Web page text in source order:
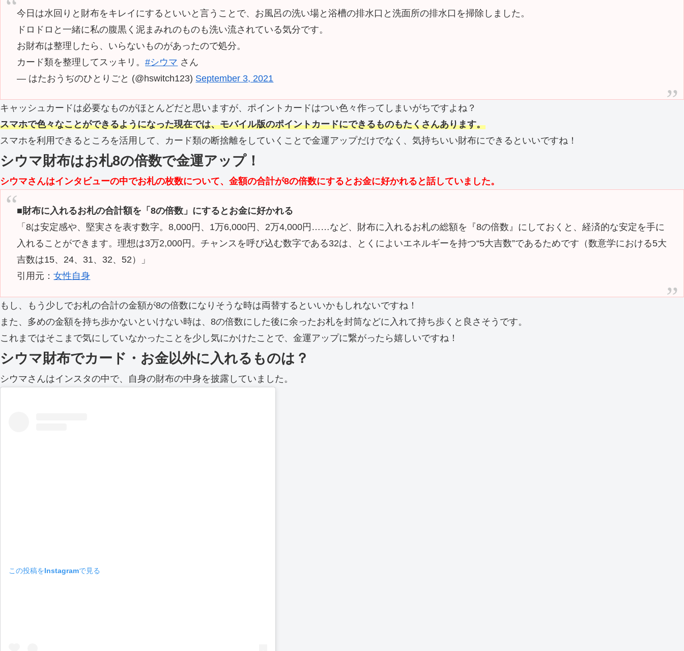
今日は水回りと財布をキレイにするといいと言うことで、お風呂の洗い場と浴槽の排水口と洗面所の排水口を掃除しました。
ドロドロと一緒に私の腹黒く泥まみれのものも洗い流されている気分です。
お財布は整理したら、いらないものがあったので処分。
カード類を整理してスッキリ。#シウマ さん
— はたおうぢのひとりごと (@hswitch123) September 3, 2021
キャッシュカードは必要なものがほとんどだと思いますが、ポイントカードはつい色々作ってしまいがちですよね？
スマホで色々なことができるようになった現在では、モバイル版のポイントカードにできるものもたくさんあります。
スマホを利用できるところを活用して、カード類の断捨離をしていくことで金運アップだけでなく、気持ちいい財布にできるといいですね！
シウマ財布はお札8の倍数で金運アップ！
シウマさんはインタビューの中でお札の枚数について、金額の合計が8の倍数にするとお金に好かれると話していました。
■財布に入れるお札の合計額を「8の倍数」にするとお金に好かれる
「8は安定感や、堅実さを表す数字。8,000円、1万6,000円、2万4,000円……など、財布に入れるお札の総額を『8の倍数』にしておくと、経済的な安定を手に
入れることができます。理想は3万2,000円。チャンスを呼び込む数字である32は、とくによいエネルギーを持つ“5大吉数”であるためです（数意学における5大
吉数は15、24、31、32、52）」
引用元：女性自身
もし、もう少しでお札の合計の金額が8の倍数になりそうな時は両替するといいかもしれないですね！
また、多めの金額を持ち歩かないといけない時は、8の倍数にした後に余ったお札を封筒などに入れて持ち歩くと良さそうです。
これまではそこまで気にしていなかったことを少し気にかけたことで、金運アップに繋がったら嬉しいですね！
シウマ財布でカード・お金以外に入れるものは？
シウマさんはインスタの中で、自身の財布の中身を披露していました。
この投稿をInstagramで見る